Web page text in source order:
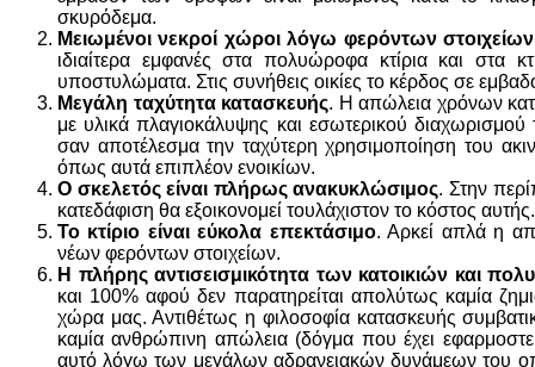
σκυρόδεμα.
Μειωμένοι νεκροί χώροι λόγω φερόντων στοιχείων
ιδιαίτερα εμφανές στα πολυώροφα κτίρια και στα
υποστυλώματα. Στις συνήθεις οικίες το κέρδος σε
Μεγάλη ταχύτητα κατασκευής. Η απώλεια χρόνων
με υλικά πλαγιοκάλυψης και εσωτερικού
σαν αποτέλεσμα την ταχύτερη χρησιμοποίηση του
όπως αυτά επιπλέον ενοικίων.
Ο σκελετός είναι πλήρως ανακυκλώσιμος. Στην
κατεδάφιση θα εξοικονομεί τουλάχιστον το κόστος αυτής.
Το κτίριο είναι εύκολα επεκτάσιμο. Αρκεί απλά η
νέων φερόντων στοιχείων.
Η πλήρης αντισεισμικότητα των κατοικιών και
και 100% αφού δεν παρατηρείται απολύτως καμία
χώρα μας. Αντιθέτως η φιλοσοφία κατασκευής
καμία ανθρώπινη απώλεια (δόγμα που έχει
αυτό λόγω των μεγάλων αδρανειακών δυνάμεων του